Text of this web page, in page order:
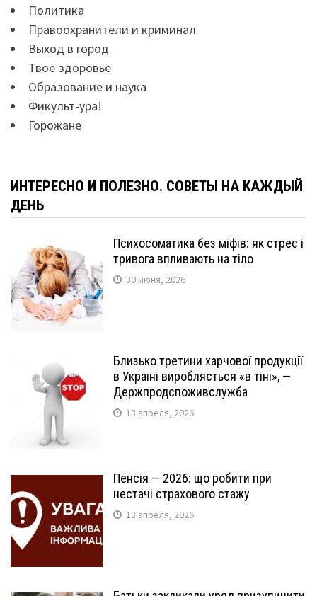
Политика
Правоохранители и криминал
Выход в город
Твоё здоровье
Образование и наука
Фикульт-ура!
Горожане
ИНТЕРЕСНО И ПОЛЕЗНО. СОВЕТЫ НА КАЖДЫЙ
ДЕНЬ
Психосоматика без міфів: як стрес і
тривога впливають на тіло
30 июня, 2026
Близько третини харчової продукції
в Україні виробляється «в тіні», —
Держпродспоживслужба
13 апреля, 2026
Пенсія — 2026: що робити при
нестачі страхового стажу
13 апреля, 2026